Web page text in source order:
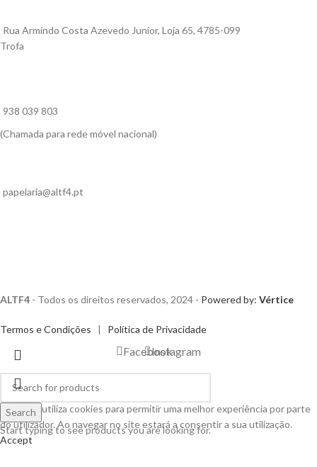
Rua Armindo Costa Azevedo Junior, Loja 65, 4785-099
Trofa
938 039 803
(Chamada para rede móvel nacional)
papelaria@altf4.pt
ALTF4 - Todos os direitos reservados, 2024 - Powered by: Vértice
Termos e Condições | Política de Privacidade
Search
Start typing to see products you are looking for.
FacebookInstagram
Este site utiliza cookies para permitir uma melhor experiência por parte
do utilizador. Ao navegar no site estará a consentir a sua utilização.
Accept